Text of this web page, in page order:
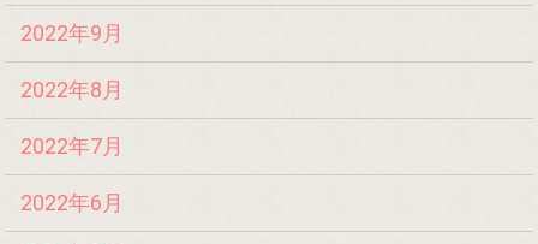
2022年9月
2022年8月
2022年7月
2022年6月